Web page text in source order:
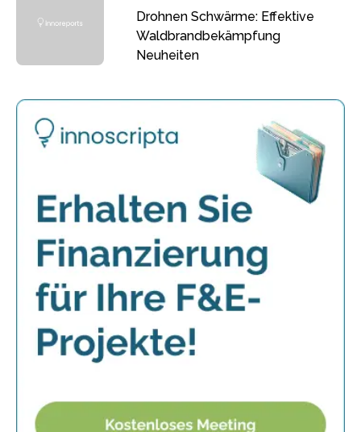
Drohnen Schwärme: Effektive
Waldbrandbekämpfung
Neuheiten